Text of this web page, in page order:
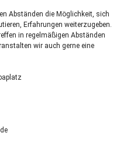
Abständen die Möglichkeit, sich
Erfahrungen weiterzugeben.
in regelmäßigen Abständen
wir auch gerne eine